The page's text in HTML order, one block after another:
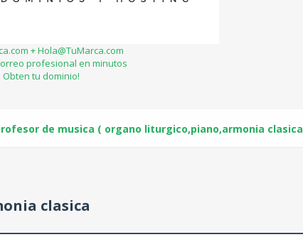
+ Hola@TuMarca.com
profesional en minutos
Obten tu dominio!
de musica ( organo liturgico,piano,armonia clasica
clasica